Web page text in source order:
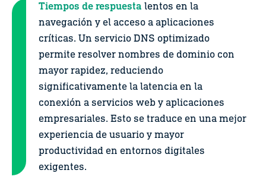
Tiempos de respuesta lentos en la
navegación y el acceso a aplicaciones
críticas. Un servicio DNS optimizado
permite resolver nombres de dominio con
mayor rapidez, reduciendo
significativamente la latencia en la
conexión a servicios web y aplicaciones
empresariales. Esto se traduce en una mejor
experiencia de usuario y mayor
productividad en entornos digitales
exigentes.